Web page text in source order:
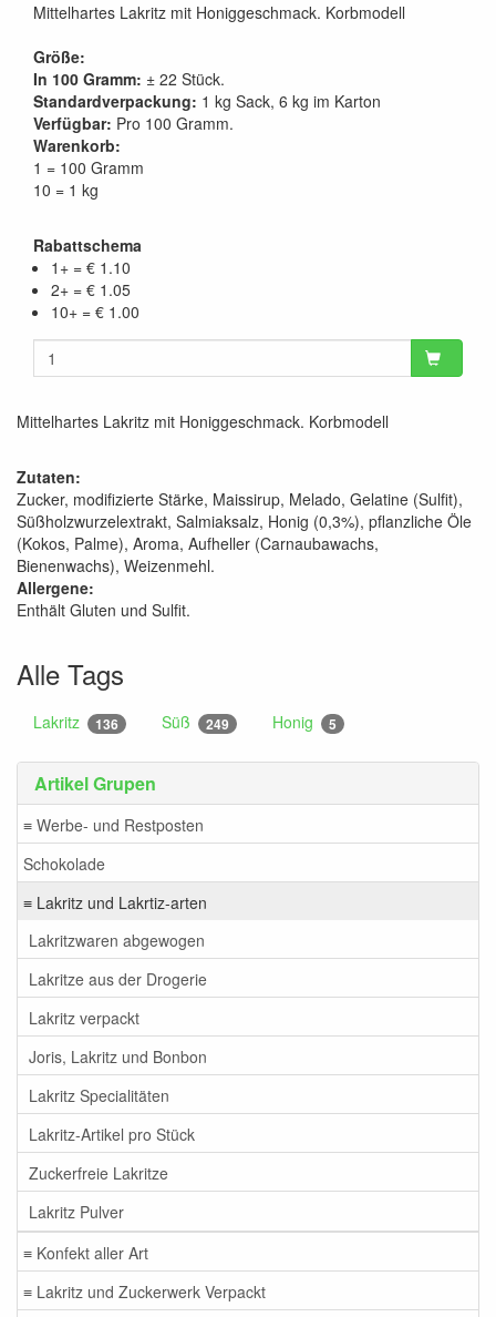
Artikel Grupen
≡ Werbe- und Restposten
Schokolade
≡ Lakritz und Lakrtiz-arten
Lakritzwaren abgewogen
Lakritze aus der Drogerie
Lakritz verpackt
Joris, Lakritz und Bonbon
Lakritz Specialitäten
Lakritz-Artikel pro Stück
Zuckerfreie Lakritze
Lakritz Pulver
≡ Konfekt aller Art
≡ Lakritz und Zuckerwerk Verpackt
Mittelhartes Lakritz mit Honiggeschmack. Korbmodell
Größe:
In 100 Gramm: ± 22 Stück.
Standardverpackung: 1 kg Sack, 6 kg im Karton
Verfügbar: Pro 100 Gramm.
Warenkorb:
1 = 100 Gramm
10 = 1 kg
Rabattschema
1+ = € 1.10
2+ = € 1.05
10+ = € 1.00
Mittelhartes Lakritz mit Honiggeschmack. Korbmodell
Zutaten:
Zucker, modifizierte Stärke, Maissirup, Melado, Gelatine (Sulfit),
Süßholzwurzelextrakt, Salmiaksalz, Honig (0,3%), pflanzliche Öle
(Kokos, Palme), Aroma, Aufheller (Carnaubawachs,
Bienenwachs), Weizenmehl.
Allergene:
Enthält Gluten und Sulfit.
Alle Tags
Lakritz 136 Süß 249 Honig 5